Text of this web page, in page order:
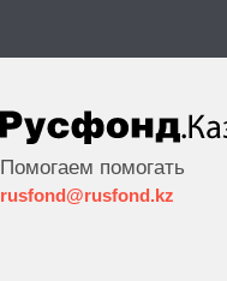
Помогаем помогать
rusfond@rusfond.kz